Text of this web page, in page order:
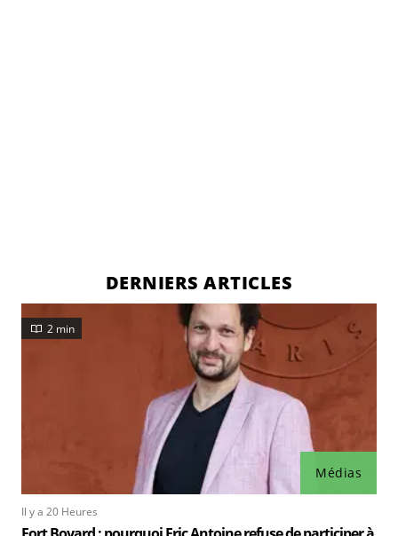
DERNIERS ARTICLES
Médias
2 min
Il y a 20 Heures